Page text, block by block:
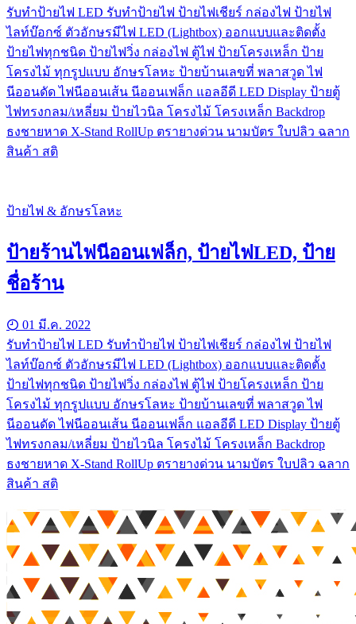
รับทําป้ายไฟ LED รับทำป้ายไฟ ป้ายไฟเชียร์ กล่องไฟ ป้ายไฟ
ไลท์บ๊อกซ์ ตัวอักษรมีไฟ LED (Lightbox) ออกแบบและติดตั้ง
ป้ายไฟทุกชนิด ป้ายไฟวิ่ง กล่องไฟ ตู้ไฟ ป้ายโครงเหล็ก ป้าย
โครงไม้ ทุกรูปแบบ อักษรโลหะ ป้ายบ้านเลขที่ พลาสวูด ไฟ
นีออนดัด ไฟนีออนเส้น นีออนเฟล็ก แอลอีดี LED Display ป้ายตู้
ไฟทรงกลม/เหลี่ยม ป้ายไวนิล โครงไม้ โครงเหล็ก Backdrop
ธงชายหาด X-Stand RollUp ตรายางด่วน นามบัตร ใบปลิว ฉลาก
สินค้า สติ
ป้ายไฟ & อักษรโลหะ
ป้ายร้านไฟนีออนเฟล็ก, ป้ายไฟLED, ป้าย
ชื่อร้าน
01 มี.ค. 2022
รับทําป้ายไฟ LED รับทำป้ายไฟ ป้ายไฟเชียร์ กล่องไฟ ป้ายไฟ
ไลท์บ๊อกซ์ ตัวอักษรมีไฟ LED (Lightbox) ออกแบบและติดตั้ง
ป้ายไฟทุกชนิด ป้ายไฟวิ่ง กล่องไฟ ตู้ไฟ ป้ายโครงเหล็ก ป้าย
โครงไม้ ทุกรูปแบบ อักษรโลหะ ป้ายบ้านเลขที่ พลาสวูด ไฟ
นีออนดัด ไฟนีออนเส้น นีออนเฟล็ก แอลอีดี LED Display ป้ายตู้
ไฟทรงกลม/เหลี่ยม ป้ายไวนิล โครงไม้ โครงเหล็ก Backdrop
ธงชายหาด X-Stand RollUp ตรายางด่วน นามบัตร ใบปลิว ฉลาก
สินค้า สติ